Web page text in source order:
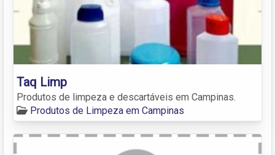
Taq Limp
Produtos de limpeza e descartáveis em Campinas.
Produtos de Limpeza em Campinas